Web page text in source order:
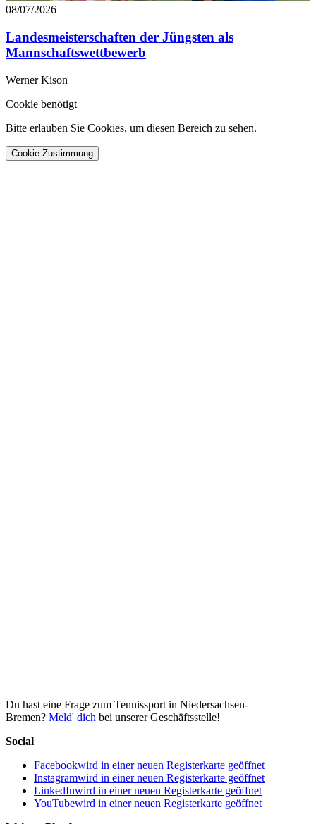
08/07/2026
Landesmeisterschaften der Jüngsten als
Mannschaftswettbewerb
Werner Kison
Cookie benötigt
Bitte erlauben Sie Cookies, um diesen Bereich zu sehen.
Cookie-Zustimmung
Du hast eine Frage zum Tennissport in Niedersachsen-
Bremen? Meld' dich bei unserer Geschäftsstelle!
Social
Facebookwird in einer neuen Registerkarte geöffnet
Instagramwird in einer neuen Registerkarte geöffnet
LinkedInwird in einer neuen Registerkarte geöffnet
YouTubewird in einer neuen Registerkarte geöffnet